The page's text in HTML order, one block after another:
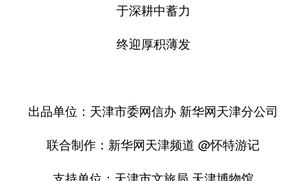
于深耕中蓄力
终迎厚积薄发
出品单位：天津市委网信办 新华网天津分公司
联合制作：新华网天津频道 @怀特游记